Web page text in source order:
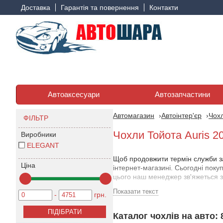
Доставка Гарантія та повернення Контакти
Автоаксесуари Автозапчастини
ФІЛЬТР
Виробники
ELEGANT
Ціна
- грн.
Автомагазин Автоінтер'єр
Чохли Тойота Auris
Щоб продовжити термін служби
інтернет-магазині. Сьогодні
цього наш менеджер зв'яжеться з
Ми пропонуємо широкий
Матеріалом
Показати текст
Каталог чохлів на авто: